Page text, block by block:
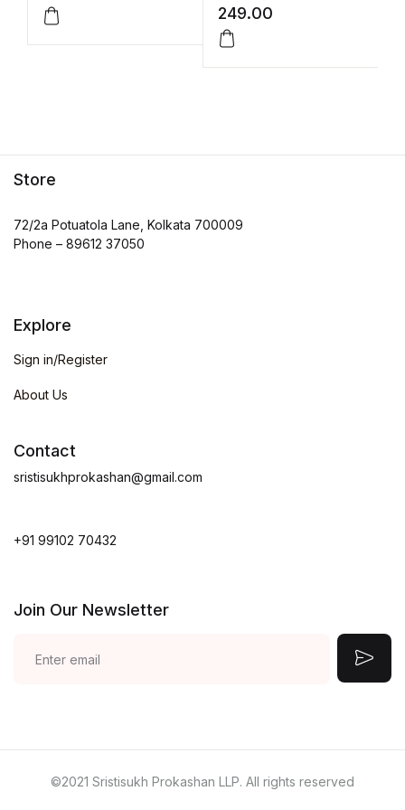
249.00
Store
72/2a Potuatola Lane, Kolkata 700009
Phone – 89612 37050
Explore
Sign in/Register
About Us
Contact
sristisukhprokashan@gmail.com
+91 99102 70432
Join Our Newsletter
©2021 Sristisukh Prokashan LLP. All rights reserved